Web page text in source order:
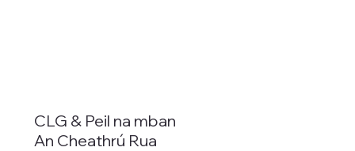
CLG & Peil na mban
An Cheathrú Rua